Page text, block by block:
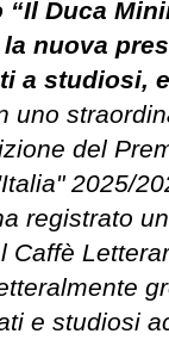
“Il Duca
nuova
a studiosi,
uno
del
2025/
registrato
Caffè
e studiosi